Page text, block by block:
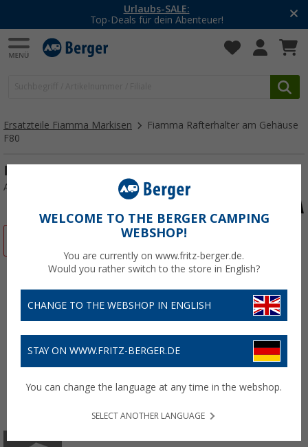
-20% auf Kleidung und Schuhe
Mit dem Aktionscode20SSV
Ersatzteile Fiamma Markisen
Fiamma Rafterhalter am Gehäuse
F80
Fiamma Rafterhalter am Gehäuse F80s
Art.-Nr.: 125043
WELCOME TO THE BERGER CAMPING
WEBSHOP!
You are currently on www.fritz-berger.de.
Would you rather switch to the store in English?
CHANGE TO THE WEBSHOP IN ENGLISH
STAY ON WWW.FRITZ-BERGER.DE
You can change the language at any time in the webshop.
SELECT ANOTHER LANGUAGE